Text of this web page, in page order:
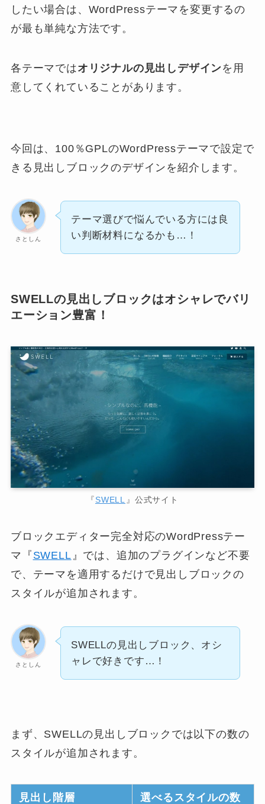
したい場合は、WordPressテーマを変更するの
が最も単純な方法です。
各テーマではオリジナルの見出しデザインを用
意してくれていることがあります。
今回は、100％GPLのWordPressテーマで設定で
きる見出しブロックのデザインを紹介します。
さとしん
テーマ選びで悩んでいる方には良
い判断材料になるかも…！
SWELLの見出しブロックはオシャレでバリ
エーション豊富！
『SWELL 』公式サイト
ブロックエディター完全対応のWordPressテー
マ『 SWELL 』では、追加のプラグインなど不要
で、テーマを適用するだけで見出しブロックの
スタイルが追加されます。
さとしん
SWELLの見出しブロック、オシ
ャレで好きです…！
まず、SWELLの見出しブロックでは以下の数の
スタイルが追加されます。
見出し階層 選べるスタイルの数